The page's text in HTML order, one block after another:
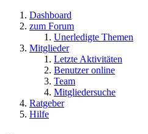
Dashboard
zum Forum
Unerledigte Themen
Mitglieder
Letzte Aktivitäten
Benutzer online
Team
Mitgliedersuche
Ratgeber
Hilfe